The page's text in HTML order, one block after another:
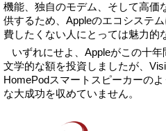
機能、独自のモデム、そして高価
供するため、Appleのエコシステ
費したくない人にとっては魅力的
いずれにせよ、Appleがこの十
文学的な額を投資しましたが、
HomePodスマートスピーカーの
な大成功を収めていません。